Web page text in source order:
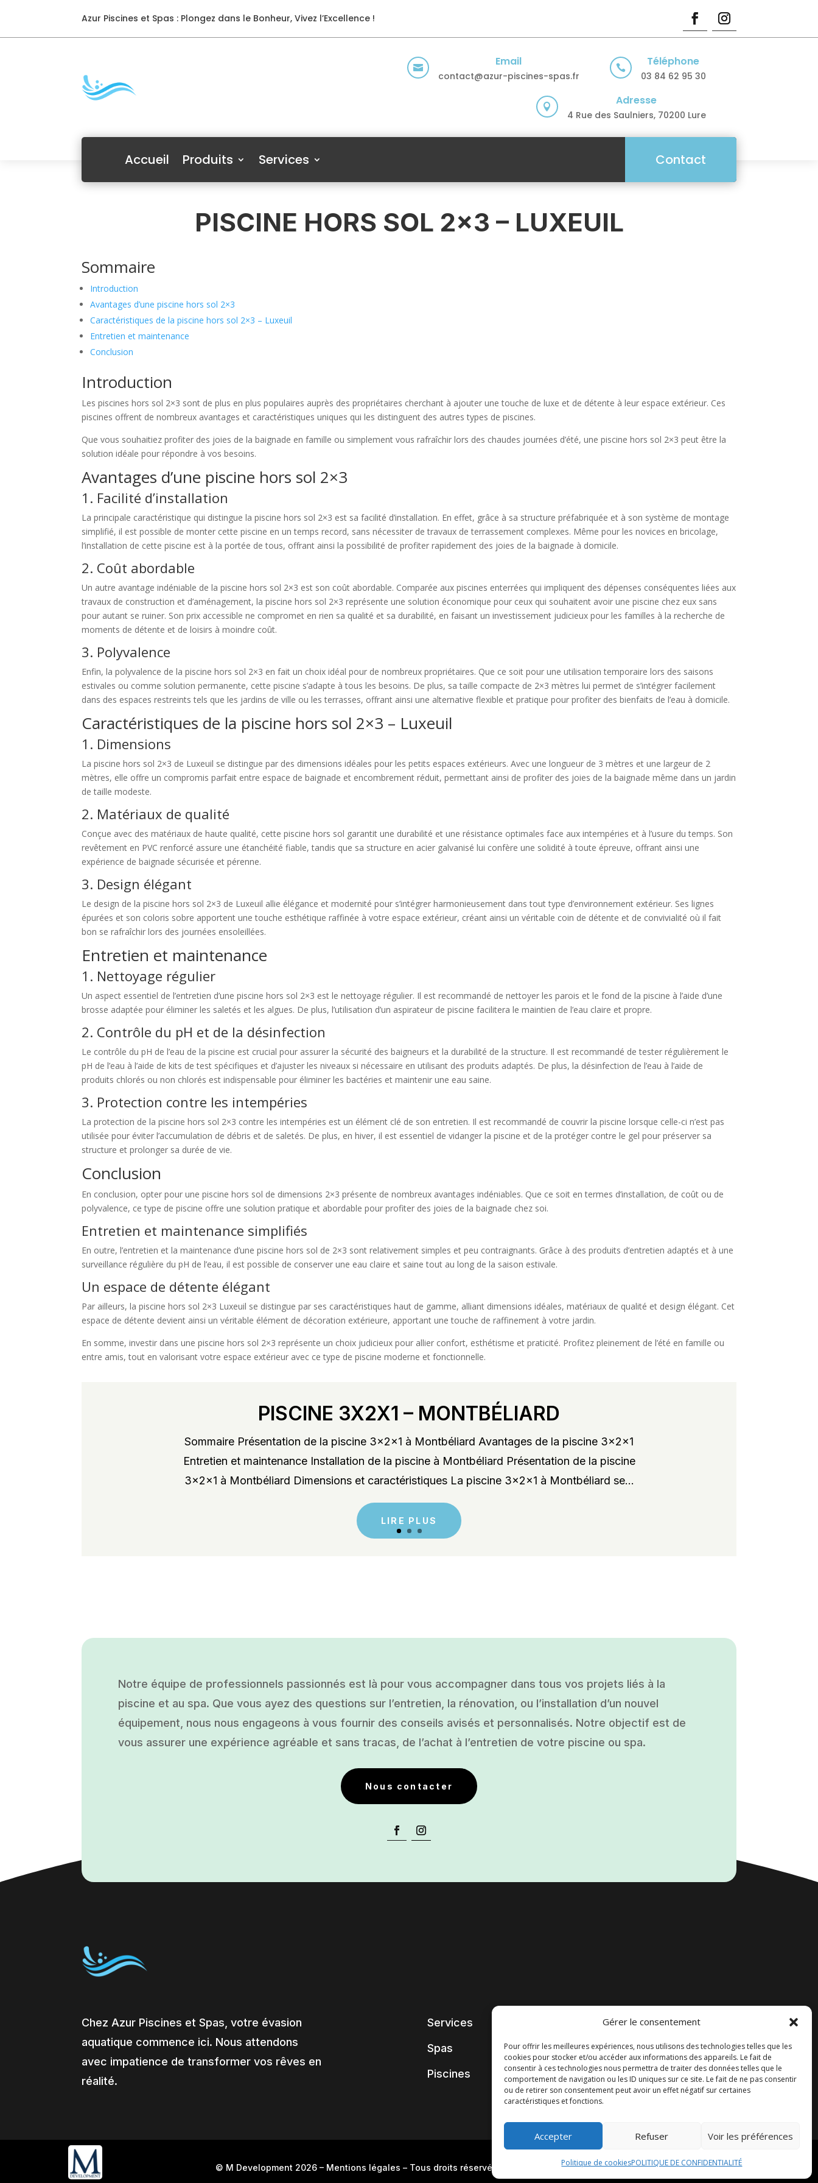
Gérer le consentement
Pour offrir les meilleures expériences, nous utilisons des technologies telles que les
cookies pour stocker et/ou accéder aux informations des appareils. Le fait de
consentir à ces technologies nous permettra de traiter des données telles que le
comportement de navigation ou les ID uniques sur ce site. Le fait de ne pas consentir
ou de retirer son consentement peut avoir un effet négatif sur certaines
caractéristiques et fonctions.
Accepter Refuser Voir les préférences
Politique de cookiesPOLITIQUE DE CONFIDENTIALITÉ
Azur Piscines et Spas : Plongez dans le Bonheur, Vivez l’Excellence !
 Email
contact@azur-piscines-spas.fr
 Téléphone
03 84 62 95 30
 Adresse
4 Rue des Saulniers, 70200 Lure
Accueil Produits Services Contact
PISCINE HORS SOL 2×3 – LUXEUIL
Sommaire
Introduction
Avantages d’une piscine hors sol 2×3
Caractéristiques de la piscine hors sol 2×3 – Luxeuil
Entretien et maintenance
Conclusion
Introduction
Les piscines hors sol 2×3 sont de plus en plus populaires auprès des propriétaires cherchant à ajouter une touche de luxe et de détente à leur espace extérieur. Ces
piscines offrent de nombreux avantages et caractéristiques uniques qui les distinguent des autres types de piscines.
Que vous souhaitiez profiter des joies de la baignade en famille ou simplement vous rafraîchir lors des chaudes journées d’été, une piscine hors sol 2×3 peut être la
solution idéale pour répondre à vos besoins.
Avantages d’une piscine hors sol 2×3
1. Facilité d’installation
La principale caractéristique qui distingue la piscine hors sol 2×3 est sa facilité d’installation. En effet, grâce à sa structure préfabriquée et à son système de montage
simplifié, il est possible de monter cette piscine en un temps record, sans nécessiter de travaux de terrassement complexes. Même pour les novices en bricolage,
l’installation de cette piscine est à la portée de tous, offrant ainsi la possibilité de profiter rapidement des joies de la baignade à domicile.
2. Coût abordable
Un autre avantage indéniable de la piscine hors sol 2×3 est son coût abordable. Comparée aux piscines enterrées qui impliquent des dépenses conséquentes liées aux
travaux de construction et d’aménagement, la piscine hors sol 2×3 représente une solution économique pour ceux qui souhaitent avoir une piscine chez eux sans
pour autant se ruiner. Son prix accessible ne compromet en rien sa qualité et sa durabilité, en faisant un investissement judicieux pour les familles à la recherche de
moments de détente et de loisirs à moindre coût.
3. Polyvalence
Enfin, la polyvalence de la piscine hors sol 2×3 en fait un choix idéal pour de nombreux propriétaires. Que ce soit pour une utilisation temporaire lors des saisons
estivales ou comme solution permanente, cette piscine s’adapte à tous les besoins. De plus, sa taille compacte de 2×3 mètres lui permet de s’intégrer facilement
dans des espaces restreints tels que les jardins de ville ou les terrasses, offrant ainsi une alternative flexible et pratique pour profiter des bienfaits de l’eau à domicile.
Caractéristiques de la piscine hors sol 2×3 – Luxeuil
1. Dimensions
La piscine hors sol 2×3 de Luxeuil se distingue par des dimensions idéales pour les petits espaces extérieurs. Avec une longueur de 3 mètres et une largeur de 2
mètres, elle offre un compromis parfait entre espace de baignade et encombrement réduit, permettant ainsi de profiter des joies de la baignade même dans un jardin
de taille modeste.
2. Matériaux de qualité
Conçue avec des matériaux de haute qualité, cette piscine hors sol garantit une durabilité et une résistance optimales face aux intempéries et à l’usure du temps. Son
revêtement en PVC renforcé assure une étanchéité fiable, tandis que sa structure en acier galvanisé lui confère une solidité à toute épreuve, offrant ainsi une
expérience de baignade sécurisée et pérenne.
3. Design élégant
Le design de la piscine hors sol 2×3 de Luxeuil allie élégance et modernité pour s’intégrer harmonieusement dans tout type d’environnement extérieur. Ses lignes
épurées et son coloris sobre apportent une touche esthétique raffinée à votre espace extérieur, créant ainsi un véritable coin de détente et de convivialité où il fait
bon se rafraîchir lors des journées ensoleillées.
Entretien et maintenance
1. Nettoyage régulier
Un aspect essentiel de l’entretien d’une piscine hors sol 2×3 est le nettoyage régulier. Il est recommandé de nettoyer les parois et le fond de la piscine à l’aide d’une
brosse adaptée pour éliminer les saletés et les algues. De plus, l’utilisation d’un aspirateur de piscine facilitera le maintien de l’eau claire et propre.
2. Contrôle du pH et de la désinfection
Le contrôle du pH de l’eau de la piscine est crucial pour assurer la sécurité des baigneurs et la durabilité de la structure. Il est recommandé de tester régulièrement le
pH de l’eau à l’aide de kits de test spécifiques et d’ajuster les niveaux si nécessaire en utilisant des produits adaptés. De plus, la désinfection de l’eau à l’aide de
produits chlorés ou non chlorés est indispensable pour éliminer les bactéries et maintenir une eau saine.
3. Protection contre les intempéries
La protection de la piscine hors sol 2×3 contre les intempéries est un élément clé de son entretien. Il est recommandé de couvrir la piscine lorsque celle-ci n’est pas
utilisée pour éviter l’accumulation de débris et de saletés. De plus, en hiver, il est essentiel de vidanger la piscine et de la protéger contre le gel pour préserver sa
structure et prolonger sa durée de vie.
Conclusion
En conclusion, opter pour une piscine hors sol de dimensions 2×3 présente de nombreux avantages indéniables. Que ce soit en termes d’installation, de coût ou de
polyvalence, ce type de piscine offre une solution pratique et abordable pour profiter des joies de la baignade chez soi.
Entretien et maintenance simplifiés
En outre, l’entretien et la maintenance d’une piscine hors sol de 2×3 sont relativement simples et peu contraignants. Grâce à des produits d’entretien adaptés et à une
surveillance régulière du pH de l’eau, il est possible de conserver une eau claire et saine tout au long de la saison estivale.
Un espace de détente élégant
Par ailleurs, la piscine hors sol 2×3 Luxeuil se distingue par ses caractéristiques haut de gamme, alliant dimensions idéales, matériaux de qualité et design élégant. Cet
espace de détente devient ainsi un véritable élément de décoration extérieure, apportant une touche de raffinement à votre jardin.
En somme, investir dans une piscine hors sol 2×3 représente un choix judicieux pour allier confort, esthétisme et praticité. Profitez pleinement de l’été en famille ou
entre amis, tout en valorisant votre espace extérieur avec ce type de piscine moderne et fonctionnelle.
PISCINE 3X2X1 – MONTBÉLIARD
Sommaire Présentation de la piscine 3x2x1 à Montbéliard Avantages de la piscine 3x2x1
Entretien et maintenance Installation de la piscine à Montbéliard Présentation de la piscine
3x2x1 à Montbéliard Dimensions et caractéristiques La piscine 3x2x1 à Montbéliard se...
LIRE PLUS
Notre équipe de professionnels passionnés est là pour vous accompagner dans tous vos projets liés à la
piscine et au spa. Que vous ayez des questions sur l’entretien, la rénovation, ou l’installation d’un nouvel
équipement, nous nous engageons à vous fournir des conseils avisés et personnalisés. Notre objectif est de
vous assurer une expérience agréable et sans tracas, de l’achat à l’entretien de votre piscine ou spa.
Nous contacter
Chez Azur Piscines et Spas, votre évasion
aquatique commence ici. Nous attendons
avec impatience de transformer vos rêves en
réalité.
Services
Spas
Piscines
Accueil
Contact
Blog
© M Development 2026– Mentions légales – Tous droits réservés –